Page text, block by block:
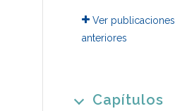
Ver publicaciones
anteriores
Capítulos